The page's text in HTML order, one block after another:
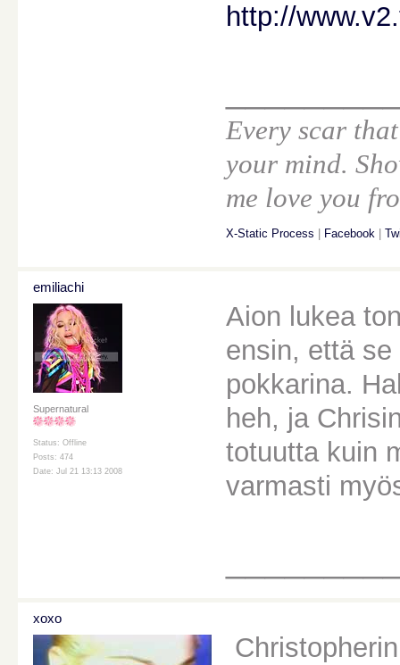
http://
Every scar
your mind.
me love you
X-Static Process Facebook
emiliachi
Supernatural
Status: Offline
Posts: 474
Date: Jul 21 13:13 2008
Aion lukea
ensin, että
pokkarina.
heh, ja
totuutta kuin
varmasti
xoxo